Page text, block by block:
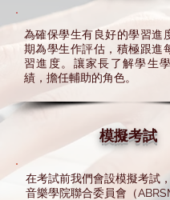
為確保學生有良好的學習進
期為學生作評估，積極跟進
習進度。讓家長了解學生
績，擔任輔助的角色。
模擬考試
在考試前我們會設模擬考試
音樂學院聯合委員會（